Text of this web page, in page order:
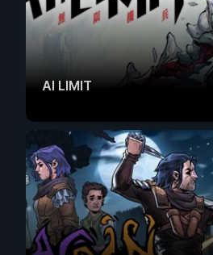
AI LIMIT